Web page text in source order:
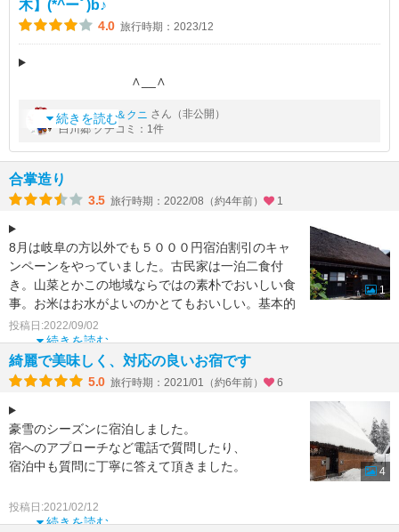
木】(*^ーﾟ)b♪
4.0 旅行時期：2023/12
∧__∧
/ つｮＪ
孫右衛門 MAGOEMON
白川郷は厳しい自然の中で形成さ
続きを読む
byヒサッチ＆クニ さん（非公開）
白川郷 クチコミ：1件
合掌造り
3.5 旅行時期：2022/08（約4年前） 1
8月は岐阜の方以外でも５０００円宿泊割引のキャ
ンペーンをやっていました。古民家は一泊二食付
き。山菜とかこの地域ならではの素朴でおいしい食
事。お米はお水がよいのかとてもおいしい。基本的
に民宿なのでホテル
続きを読む
投稿日:2022/09/02
1
綺麗で美味しく、対応の良いお宿です
5.0 旅行時期：2021/01（約6年前） 6
豪雪のシーズンに宿泊しました。
宿へのアプローチなど電話で質問したり、
宿泊中も質問に丁寧に答えて頂きました。
夕飯には囲炉裏で焼いたイワナがあり、飛驒牛鉄板
焼きや続きを読む
投稿日:2021/02/12
4